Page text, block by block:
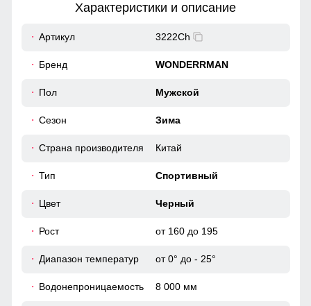
Вместительные карманы
Куртка с водонепроницаемостью 8000мм обеспечит
материалы гарантируют сухость и комфорт, позволяя
влаге.
Характеристики и описание
Артикул 3222Ch
Бренд WONDERRMAN
Пол Мужской
Сезон Зима
Страна производителя Китай
Тип Спортивный
Цвет Черный
Рост от 160 до 195
Диапазон температур от 0° до - 25°
Водонепроницаемость 8 000 мм